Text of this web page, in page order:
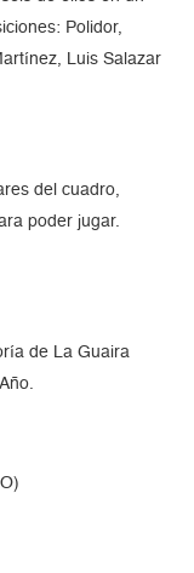
Polidor,
Luis Salazar
del cuadro,
poder jugar.
de La Guaira